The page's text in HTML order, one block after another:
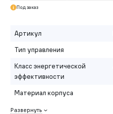
Под заказ
Артикул
Тип управления
Класс энергетической
эффективности
Материал корпуса
Развернуть